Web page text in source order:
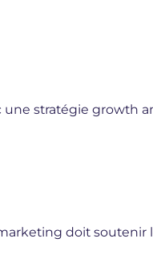
une stratégie growth
doit soutenir